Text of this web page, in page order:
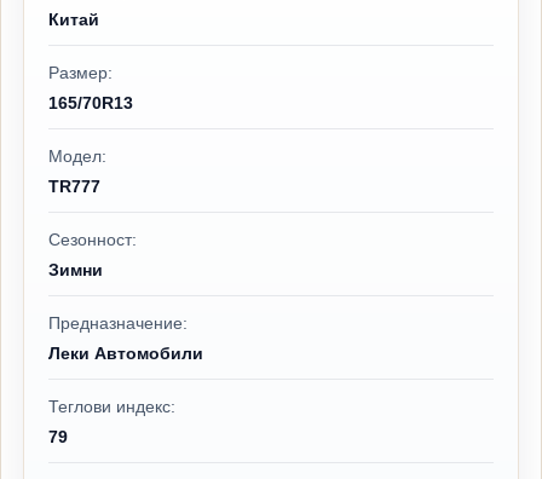
Китай
Размер:
165/70R13
Модел:
TR777
Сезонност:
Зимни
Предназначение:
Леки Автомобили
Теглови индекс:
79